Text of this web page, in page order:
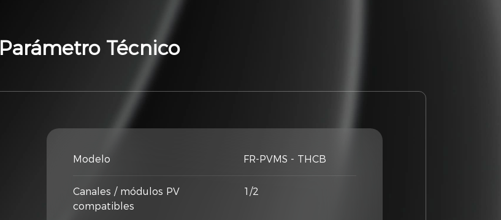
Parámetro Técnico
Modelo FR-PVMS - THCB
Canales / módulos PV
compatibles
1/2